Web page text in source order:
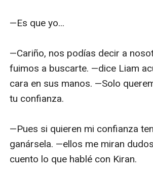
—Es que yo...
—Cariño, nos podías decir a
fuimos a buscarte. —dice Liam
cara en sus manos. —Solo
tu confianza.
—Pues si quieren mi confianza
ganársela. —ellos me miran
cuento lo que hablé con Kiran.